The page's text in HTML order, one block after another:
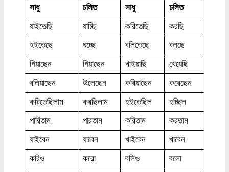
সাধু চলিত সাধু
চলিত
যাইতেছি
যাচ্ছি করিতেছি
করছি
হইতেছে
ঘচ্ছে বলিতেছে
বলছে
গিয়াছেন
গিয়াছেন খাইয়াছি
খেয়েছি
বলিয়াছেন
ঊলেছেন করিয়াছেন
করেছেন
করিতেছিলাম
করছিলাম হইতেছিল
হচ্ছিল
পারিতাম
পারতাম করিতাম
করতাম
যাইবেন
যাবেন খাইবেন
খাবেন
করিও
করো বলিও বলো